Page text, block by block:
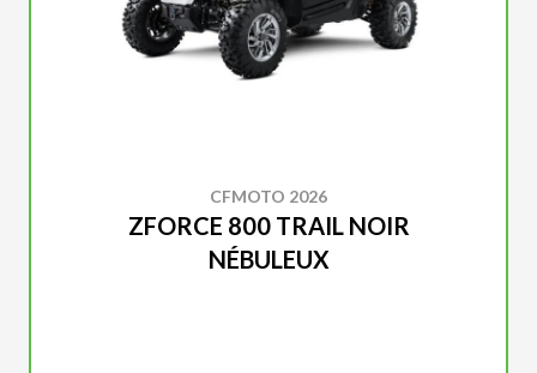
CFMOTO 2026
ZFORCE 800 TRAIL NOIR
NÉBULEUX